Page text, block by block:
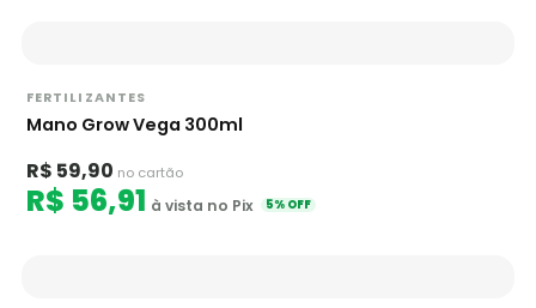
FERTILIZANTES
Mano Grow Vega 300ml
R$ 59,90 no cartão
R$ 56,91 à vista no Pix 5% OFF